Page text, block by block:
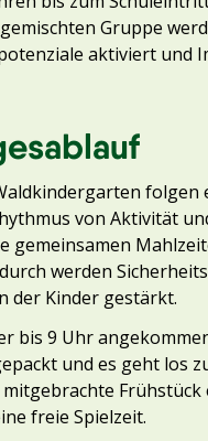
Gruppe
aktiviert und
folgen
von Aktivität
gemeinsamen
werden
der Kinder gestärkt.
bis 9 Uhr
und es geht los
Frühstück
freie Spielzeit.